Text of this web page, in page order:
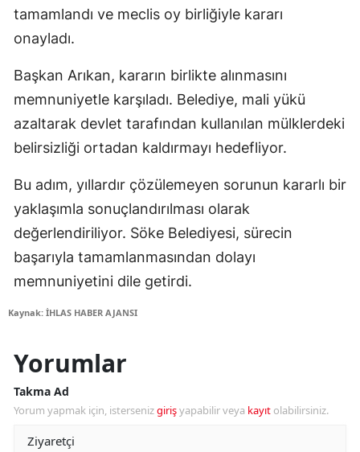
tamamlandı ve meclis oy birliğiyle kararı
onayladı.
Başkan Arıkan, kararın birlikte alınmasını
memnuniyetle karşıladı. Belediye, mali yükü
azaltarak devlet tarafından kullanılan mülklerdeki
belirsizliği ortadan kaldırmayı hedefliyor.
Bu adım, yıllardır çözülemeyen sorunun kararlı bir
yaklaşımla sonuçlandırılması olarak
değerlendiriliyor. Söke Belediyesi, sürecin
başarıyla tamamlanmasından dolayı
memnuniyetini dile getirdi.
Kaynak: İHLAS HABER AJANSI
Yorumlar
Takma Ad
Yorum yapmak için, istersenizgirişyapabilir veya kayıt olabilirsiniz.